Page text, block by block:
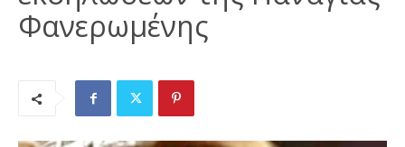
Φανερωμένης